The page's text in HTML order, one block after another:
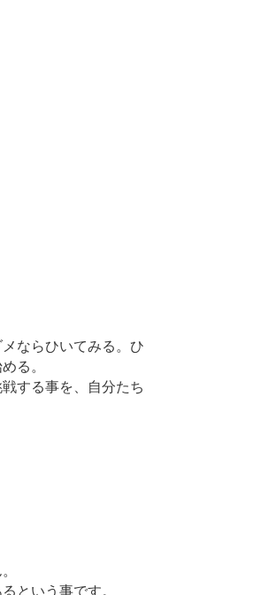
ならひいてみる。ひ
る。
する事を、自分たち
という事です。